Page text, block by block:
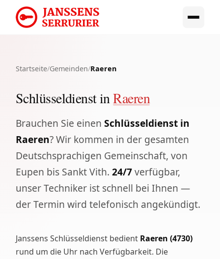
Startseite/Gemeinden/Raeren
Schlüsseldienst inRaeren
Brauchen Sie einen Schlüsseldienst in
Raeren? Wir kommen in der gesamten
Deutschsprachigen Gemeinschaft, von
Eupen bis Sankt Vith. 24/7verfügbar,
unser Techniker ist schnell bei Ihnen —
der Termin wird telefonisch angekündigt.
Janssens Schlüsseldienst bedient Raeren (4730)
rund um die Uhr nach Verfügbarkeit. Die